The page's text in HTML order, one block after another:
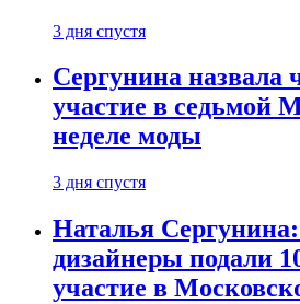
3 дня спустя
Сергунина назвала
участие в седьмой
неделе моды
3 дня спустя
Наталья
дизайнеры подали
участие в